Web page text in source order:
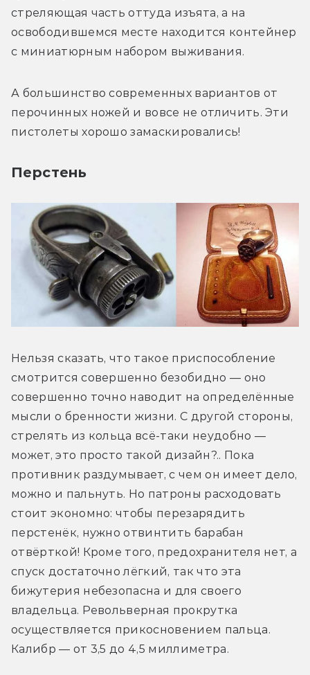
стреляющая часть оттуда изъята, а на
освободившемся месте находится контейнер
с миниатюрным набором выживания.
А большинство современных вариантов от
перочинных ножей и вовсе не отличить. Эти
пистолеты хорошо замаскировались!
Перстень
Нельзя сказать, что такое приспособление
смотрится совершенно безобидно — оно
совершенно точно наводит на определённые
мысли о бренности жизни. С другой стороны,
стрелять из кольца всё-таки неудобно —
может, это просто такой дизайн?.. Пока
противник раздумывает, с чем он имеет дело,
можно и пальнуть. Но патроны расходовать
стоит экономно: чтобы перезарядить
перстенёк, нужно отвинтить барабан
отвёрткой! Кроме того, предохранителя нет, а
спуск достаточно лёгкий, так что эта
бижутерия небезопасна и для своего
владельца. Револьверная прокрутка
осуществляется прикосновением пальца.
Калибр — от 3,5 до 4,5 миллиметра.